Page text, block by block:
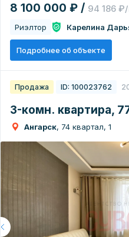
8 100 000 ₽ / 94 186
Риэлтор Карелина
Подробнее об объекте
Продажа ID: 100023762
3-комн. квартира,
Ангарск, 74 квартал, 1